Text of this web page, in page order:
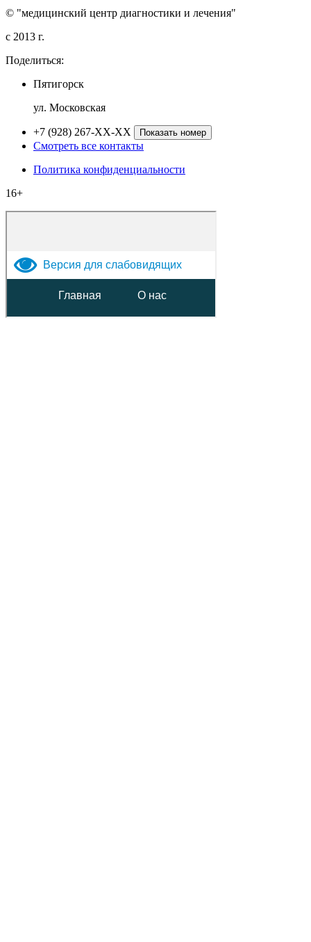
© "медицинский центр диагностики и лечения"
c 2013 г.
Поделиться:
Пятигорск
ул. Московская
+7 (928) 267-XX-XX Показать номер
Смотреть все контакты
Политика конфиденциальности
16+